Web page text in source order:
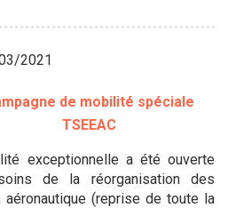
2021
de mobilité spéciale
TSEEAC
exceptionnelle a été ouverte
de la réorganisation des
aéronautique (reprise de toute la